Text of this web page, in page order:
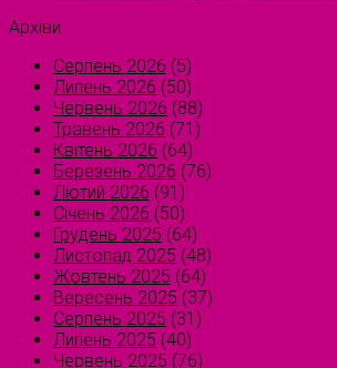
Архіви
Серпень 2026 (5)
Липень 2026 (50)
Червень 2026 (88)
Травень 2026 (71)
Квітень 2026 (64)
Березень 2026 (76)
Лютий 2026 (91)
Січень 2026 (50)
Грудень 2025 (64)
Листопад 2025 (48)
Жовтень 2025 (64)
Вересень 2025 (37)
Серпень 2025 (31)
Липень 2025 (40)
Червень 2025 (76)